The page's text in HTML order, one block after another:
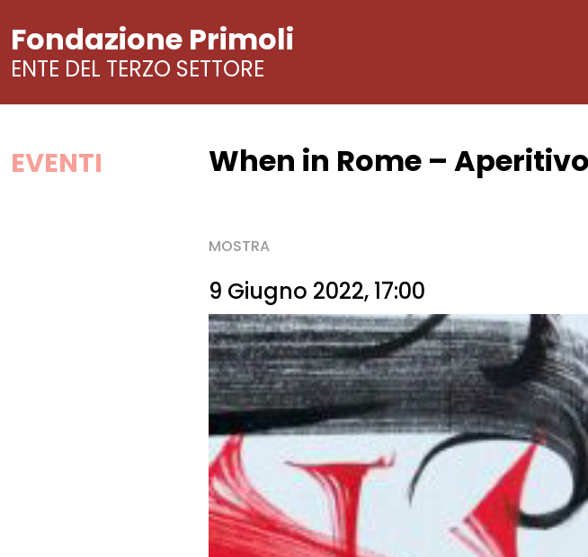
Vai
Fondazione Primoli
ENTE DEL TERZO SETTORE
EVENTI When in Rome –
MOSTRA
9 Giugno 2022, 17:00